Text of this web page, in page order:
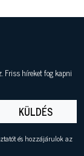
Friss híreket fog kapni
KÜLDÉS
és hozzájárulok az